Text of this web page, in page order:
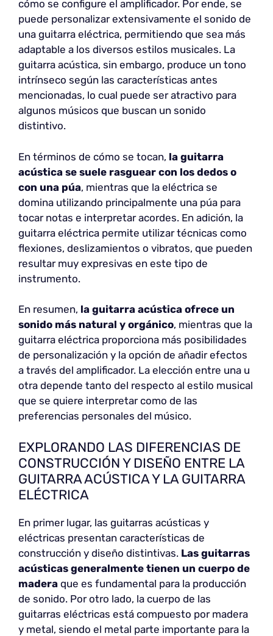
cómo se configure el amplificador. Por ende, se
puede personalizar extensivamente el sonido de
una guitarra eléctrica, permitiendo que sea más
adaptable a los diversos estilos musicales. La
guitarra acústica, sin embargo, produce un tono
intrínseco según las características antes
mencionadas, lo cual puede ser atractivo para
algunos músicos que buscan un sonido
distintivo.
En términos de cómo se tocan, la guitarra
acústica se suele rasguear con los dedos o
con una púa, mientras que la eléctrica se
domina utilizando principalmente una púa para
tocar notas e interpretar acordes. En adición, la
guitarra eléctrica permite utilizar técnicas como
flexiones, deslizamientos o vibratos, que pueden
resultar muy expresivas en este tipo de
instrumento.
En resumen, la guitarra acústica ofrece un
sonido más natural y orgánico, mientras que la
guitarra eléctrica proporciona más posibilidades
de personalización y la opción de añadir efectos
a través del amplificador. La elección entre una u
otra depende tanto del respecto al estilo musical
que se quiere interpretar como de las
preferencias personales del músico.
EXPLORANDO LAS DIFERENCIAS DE
CONSTRUCCIÓN Y DISEÑO ENTRE LA
GUITARRA ACÚSTICA Y LA GUITARRA
ELÉCTRICA
En primer lugar, las guitarras acústicas y
eléctricas presentan características de
construcción y diseño distintivas. Las guitarras
acústicas generalmente tienen un cuerpo de
madera que es fundamental para la producción
de sonido. Por otro lado, la cuerpo de las
guitarras eléctricas está compuesto por madera
y metal, siendo el metal parte importante para la